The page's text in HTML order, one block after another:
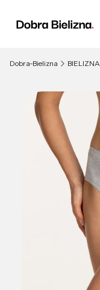
Dobra-Bielizna BIELIZNA